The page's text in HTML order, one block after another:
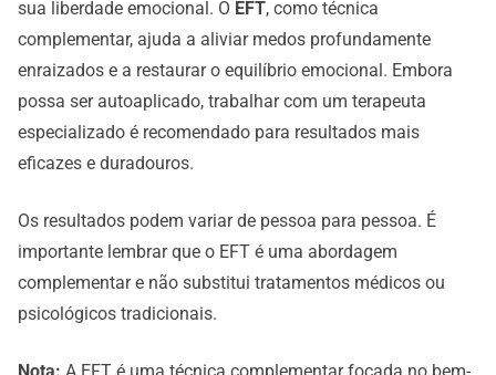
sua liberdade emocional. O EFT, como técnica
complementar, ajuda a aliviar medos profundamente
enraizados e a restaurar o equilíbrio emocional. Embora
possa ser autoaplicado, trabalhar com um terapeuta
especializado é recomendado para resultados mais
eficazes e duradouros.
Os resultados podem variar de pessoa para pessoa. É
importante lembrar que o EFT é uma abordagem
complementar e não substitui tratamentos médicos ou
psicológicos tradicionais.